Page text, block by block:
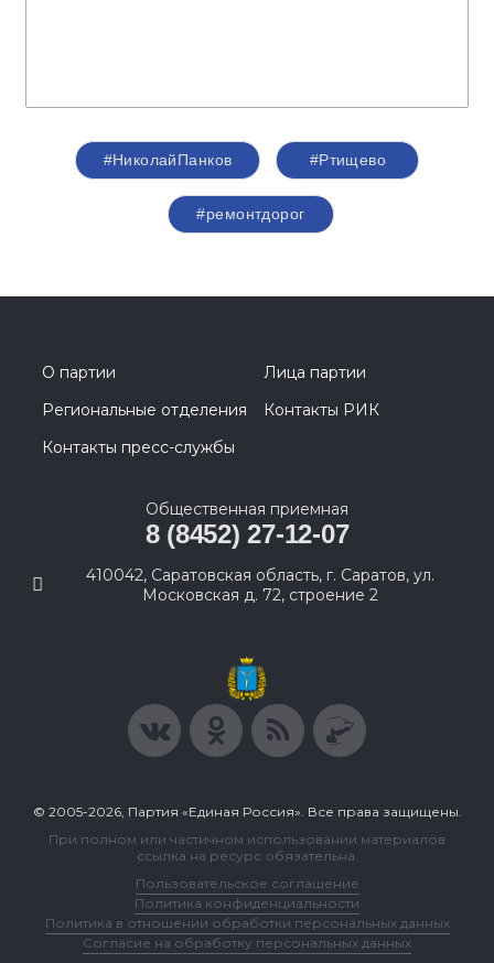
#НиколайПанков #Ртищево
#ремонтдорог
О партии
Лица партии
Региональные отделения
Контакты РИК
Контакты пресс-службы
Общественная приемная
8 (8452) 27-12-07
410042, Саратовская область, г. Саратов, ул.
Московская д. 72, строение 2
© 2005-2026, Партия «Единая Россия». Все права защищены.
При полном или частичном использовании материалов
ссылка на ресурс обязательна.
Пользовательское соглашение
Политика конфиденциальности
Политика в отношении обработки персональных данных
Согласие на обработку персональных данных